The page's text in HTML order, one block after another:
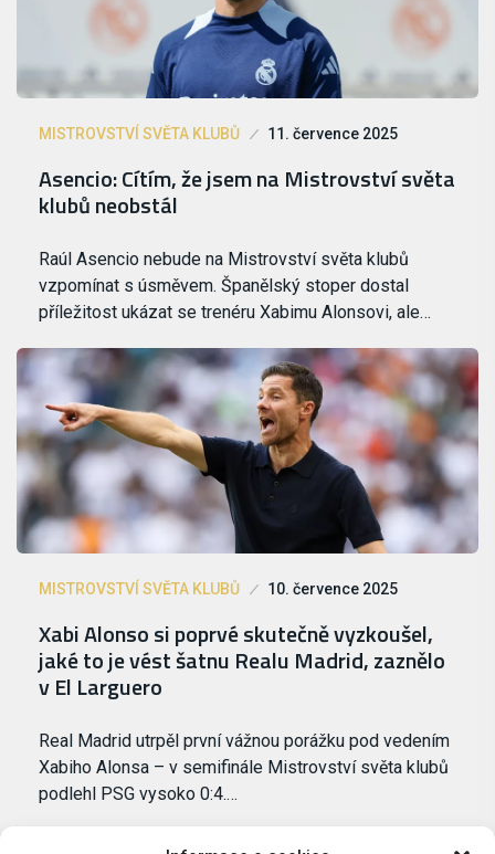
MISTROVSTVÍ SVĚTA KLUBŮ 11. července 2025
Asencio: Cítím, že jsem na Mistrovství světa
klubů neobstál
Raúl Asencio nebude na Mistrovství světa klubů
vzpomínat s úsměvem. Španělský stoper dostal
příležitost ukázat se trenéru Xabimu Alonsovi, ale…
MISTROVSTVÍ SVĚTA KLUBŮ 10. července 2025
Xabi Alonso si poprvé skutečně vyzkoušel,
jaké to je vést šatnu Realu Madrid, zaznělo
v El Larguero
Real Madrid utrpěl první vážnou porážku pod vedením
Xabiho Alonsa – v semifinále Mistrovství světa klubů
podlehl PSG vysoko 0:4.…